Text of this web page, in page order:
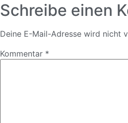
Schreibe einen
Deine E-Mail-Adresse wird nicht
Kommentar *